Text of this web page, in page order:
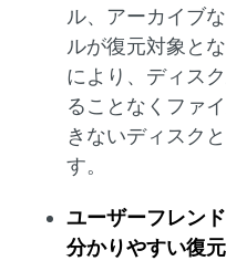
ル、アーカイブ
ルが復元対象と
により、ディス
ることなくファ
きないディスク
す。
ユーザーフレン
分かりやすい復